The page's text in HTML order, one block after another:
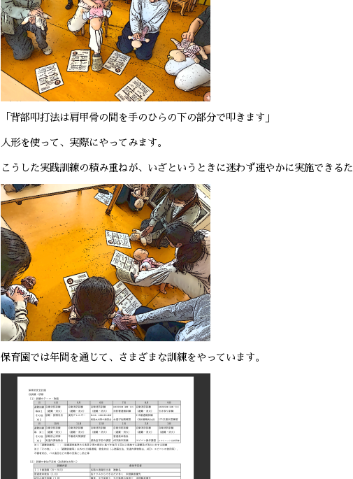
「背部叩打法は肩甲骨の間を手のひらの下の部分で叩きます」
人形を使って、実際にやってみます。
こうした実践訓練の積み重ねが、いざというときに迷わず速やかに実施できる
保育園では年間を通じて、さまざまな訓練をやっています。